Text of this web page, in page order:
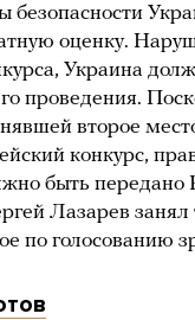
безопасности
оценку.
Украина
проведения.
второе
конкурс,
быть передано
Лазарев занял
по голосованию